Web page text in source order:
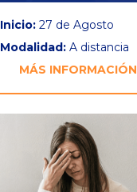
Inicio: 27 de Agosto
Modalidad: A distancia
MÁS INFORMACIÓN